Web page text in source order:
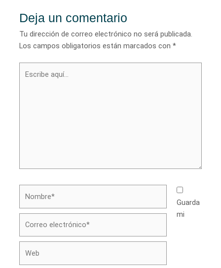
Deja un comentario
Tu dirección de correo electrónico no será publicada.
Los campos obligatorios están marcados con*
aquí...
Guarda
mi